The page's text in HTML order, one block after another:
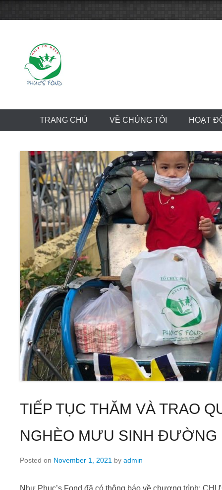
TRANG CHỦ VỀ CHÚNG TÔI HOẠT
TIẾP TỤC THĂM VÀ TRAO
NGHÈO MƯU SINH ĐƯỜNG
Posted on November 1, 2021 by admin
Như Phuc’s Fond đã có thông báo về chương trình: